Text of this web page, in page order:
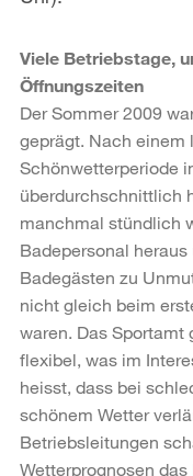
Viele Betriebstage,
Öffnungszeiten
Der Sommer 2009
geprägt. Nach einem
Schönwetterperiode
überdurchschnittlich
manchmal stündlich
Badepersonal
Badegästen zu
nicht gleich beim
waren. Das
flexibel, was im
heisst, dass bei
schönem Wetter
Betriebsleitungen
Wetterprognosen